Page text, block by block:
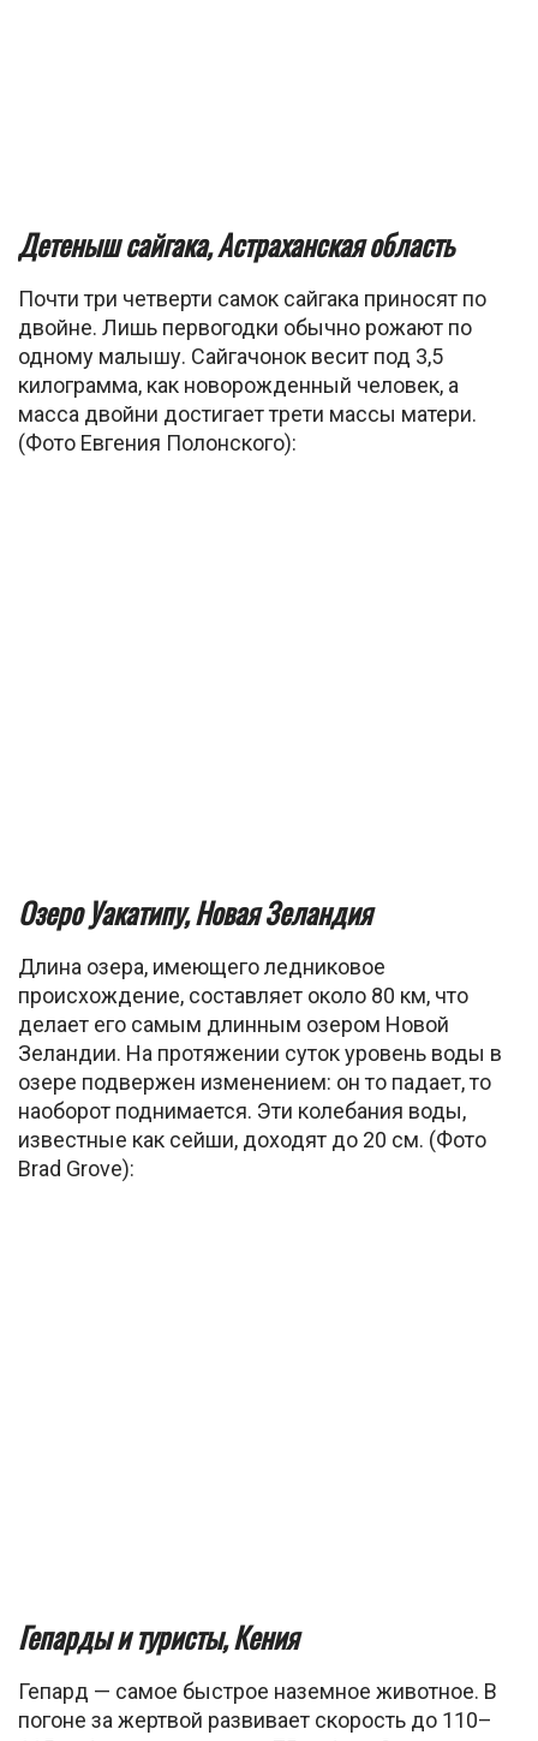
Детеныш сайгака, Астраханская область
Почти три четверти самок сайгака приносят по
двойне. Лишь первогодки обычно рожают по
одному малышу. Сайгачонок весит под 3,5
килограмма, как новорожденный человек, а
масса двойни достигает трети массы матери.
(Фото Евгения Полонского):
Озеро Уакатипу, Новая Зеландия
Длина озера, имеющего ледниковое
происхождение, составляет около 80 км, что
делает его самым длинным озером Новой
Зеландии. На протяжении суток уровень воды в
озере подвержен изменением: он то падает, то
наоборот поднимается. Эти колебания воды,
известные как сейши, доходят до 20 см. (Фото
Brad Grove):
Гепарды и туристы, Кения
Гепард — самое быстрое наземное животное. В
погоне за жертвой развивает скорость до 110–